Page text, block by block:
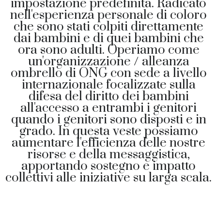
impostazione predefinita. Radicato
nell'esperienza personale di coloro
che sono stati colpiti direttamente
dai bambini e di quei bambini che
ora sono adulti. Operiamo come
un'organizzazione / alleanza
ombrello di ONG con sede a livello
internazionale focalizzate sulla
difesa del diritto dei bambini
all'accesso a entrambi i genitori
quando i genitori sono disposti e in
grado. In questa veste possiamo
aumentare l'efficienza delle nostre
risorse e della messaggistica,
apportando sostegno e impatto
collettivi alle iniziative su larga scala.